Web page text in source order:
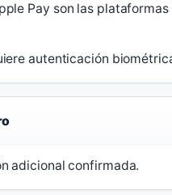
Pay son las plataformas
autenticación
adicional confirmada.